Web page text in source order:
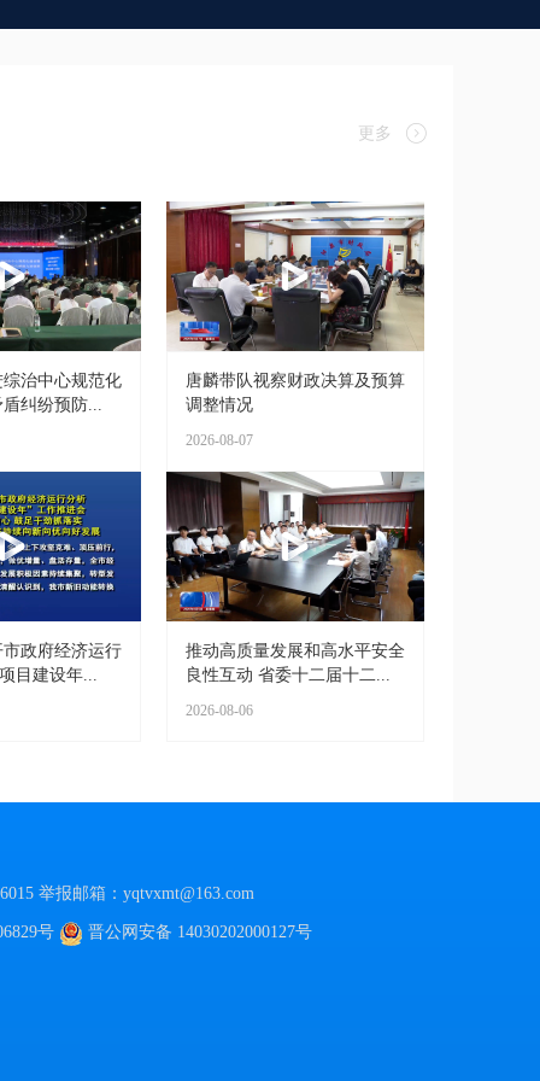
更多
治中心规范化
纠纷预防...
唐麟带队视察财政决算及预算
调整情况
2026-08-07
政府经济运行
目建设年...
推动高质量发展和高水平安全
良性互动 省委十二届十二...
2026-08-06
举报邮箱：yqtvxmt@163.com
号 晋公网安备 14030202000127号